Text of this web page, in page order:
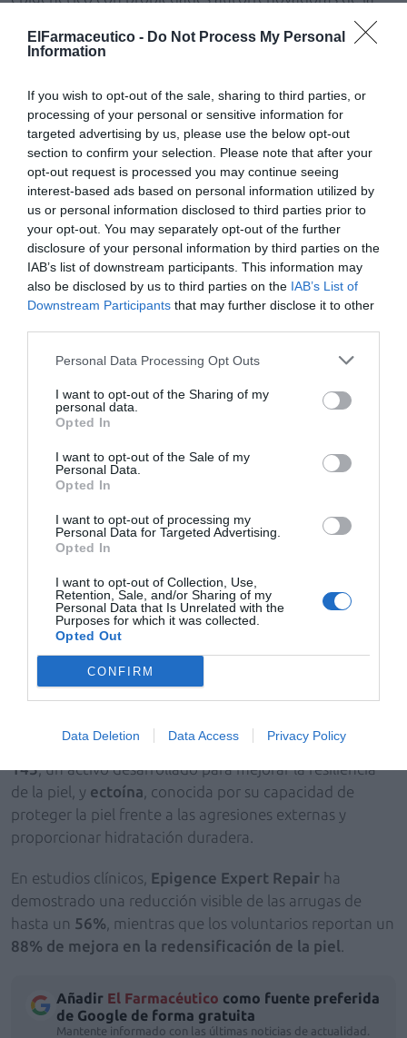
ElFarmaceutico - Do Not Process My Personal
Information
If you wish to opt-out of the sale, sharing to third parties, or
processing of your personal or sensitive information for
targeted advertising by us, please use the below opt-out
section to confirm your selection. Please note that after your
opt-out request is processed you may continue seeing
interest-based ads based on personal information utilized by
us or personal information disclosed to third parties prior to
your opt-out. You may separately opt-out of the further
disclosure of your personal information by third parties on the
IAB’s list of downstream participants. This information may
also be disclosed by us to third parties on the IAB’s List of
Downstream Participants that may further disclose it to other
Personal Data Processing Opt Outs
I want to opt-out of the Sharing of my
personal data.
Opted In
I want to opt-out of the Sale of my
Personal Data.
Opted In
I want to opt-out of processing my
Personal Data for Targeted Advertising.
Opted In
I want to opt-out of Collection, Use,
Retention, Sale, and/or Sharing of my
Personal Data that Is Unrelated with the
Purposes for which it was collected.
Opted Out
CONFIRM
Data Deletion Data Access Privacy Policy
En estudios clínicos se ha observado una reducción de
firmeza
, contribuyendo a un aspecto más descansado.
Absolute Lift
Absolute Liftes un sérum reafirmante facial en
emulsión fluida diseñado para proporcionar unefecto
lifting inmediato y duradero. Su fórmula incorpora
activos como
Proteum 89+ yDuolift Peptide
complejo de dos péptidos que contribuye a mejorar la
firmeza y elasticidad de la piel. Esta combinación
permite actuar sobre las arrugas y redefinir visiblemente
el óvalo facial.
Los estudios clínicos muestran resultados significativos:
92% de los usuariospercibe un efecto lifting
inmediato, mientras que en los resultados objetivos se
convierte en el paso clave dentro de una estrategia de
corrección global, potenciando una piel más firme,
Epigence Expert Repair
Finaliza la rutina con
crema de día formulada bajo criterios de tecnología
avanzada que contribuye a mejorar visiblemente la
apariencia de las arrugas y reforzar la densidad cutánea.
Su fórmula incorpora tambiénProteum 89+ ,Epigen
145, un activo desarrollado para mejorar la resiliencia
de la piel, y ectoína , conocida por su capacidad de
proteger la piel frente a las agresiones externas y
proporcionar hidratación duradera.
En estudios clínicos, Epigence Expert Repair ha
demostrado una reducción visible de las arrugas de
hasta un 56% , mientras que los voluntarios reportan un
88% de mejora en la redensificación de la piel
Añadir El Farmacéutico como fuente preferida
de Google de forma gratuita
Mantente informado con las últimas noticias de actualidad.